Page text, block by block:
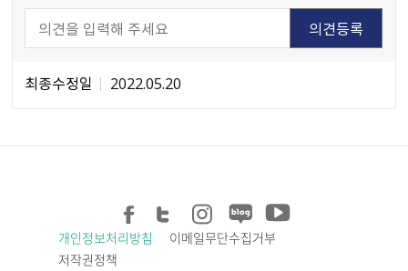
최종수정일 2022.05.20
개인정보처리방침
이메일무단수집거부
저작권정책